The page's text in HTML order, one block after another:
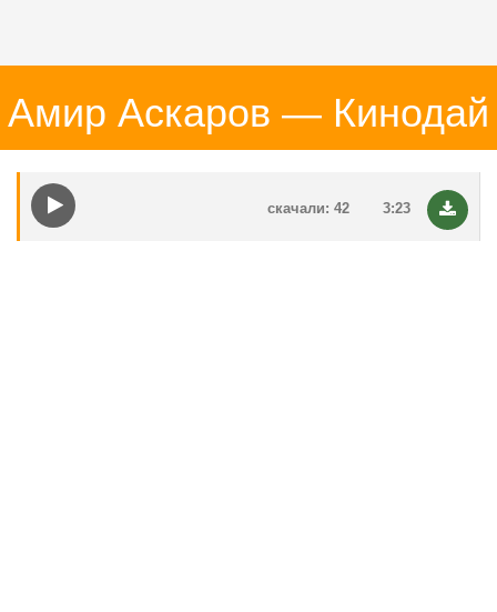
Амир Аскаров — Кинодай
3:23
скачали: 42